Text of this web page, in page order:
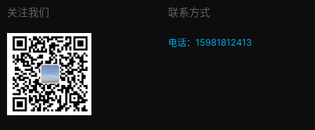
关注我们 联系方式
电话：15981812413